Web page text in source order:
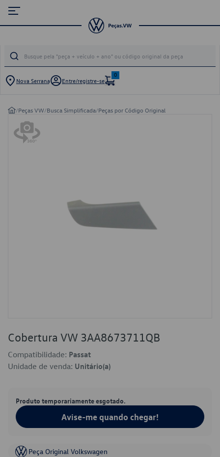
Nova Serrana Entre/registre-se
0
/Peças VW/Busca Simplificada/Peças por Código Original
Cobertura VW 3AA8673711QB
Compatibilidade: Passat
Unidade de venda: Unitário(a)
Produto temporariamente esgotado.
Avise-me quando chegar!
Peça Original Volkswagen